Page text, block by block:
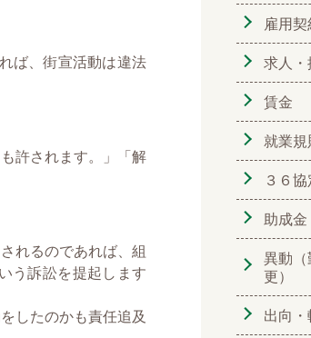
ば、街宣活動は違法
許されます。」「解
れるのであれば、組
う訴訟を提起します
したのかも責任追及
雇用
求人・
賃金
就業規
３６
助成金
異動
更）
出向